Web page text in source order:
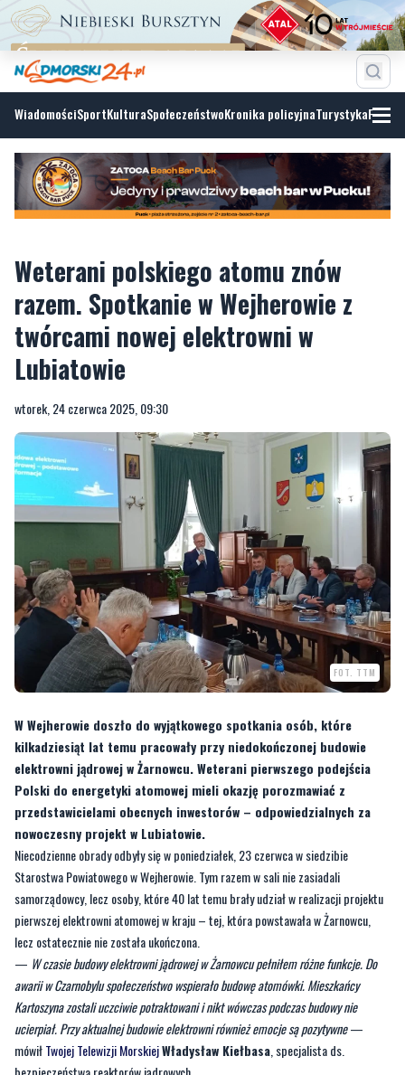
WiadomościSportKulturaSpołeczeństwoKronika policyjnaTurystyka
Weterani polskiego atomu znów
twórcami nowej elektrowni w
Lubiatowie
wtorek, 24 czerwca 2025, 09:30
FOT. TTM
W Wejherowie doszło do wyjątkowego spotkania osób, które
kilkadziesiąt lat temu pracowały przy niedokończonej budowie
Polski do energetyki atomowej mieli okazję porozmawiać z
przedstawicielami obecnych inwestorów – odpowiedzialnych za
nowoczesny projekt w Lubiatowie.
Niecodzienne obrady odbyły się w poniedziałek, 23 czerwca w siedzibie
Starostwa Powiatowego w Wejherowie. Tym razem w sali nie zasiadali
samorządowcy, lecz osoby, które 40 lat temu brały udział w realizacji projektu
pierwszej elektrowni atomowej w kraju – tej, która powstawała w Żarnowcu,
lecz ostatecznie nie została ukończona.
—W czasie budowy elektrowni jądrowej w Żarnowcu pełniłem różne funkcje. Do
awarii w Czarnobylu społeczeństwo wspierało budowę atomówki. Mieszkańcy
Kartoszyna zostali uczciwie potraktowani i nikt wówczas podczas budowy nie
ucierpiał. Przy aktualnej budowie elektrowni również emocje są pozytywne—
mówiłTwojej Telewizji MorskiejWładysław Kiełbasa, specjalista ds.
bezpieczeństwa reaktorów jądrowych
CZYTAJ TEŻ:Elektrownia jądrowa w gminie
Choczewo. Takie prace odbędą się w 2025 roku